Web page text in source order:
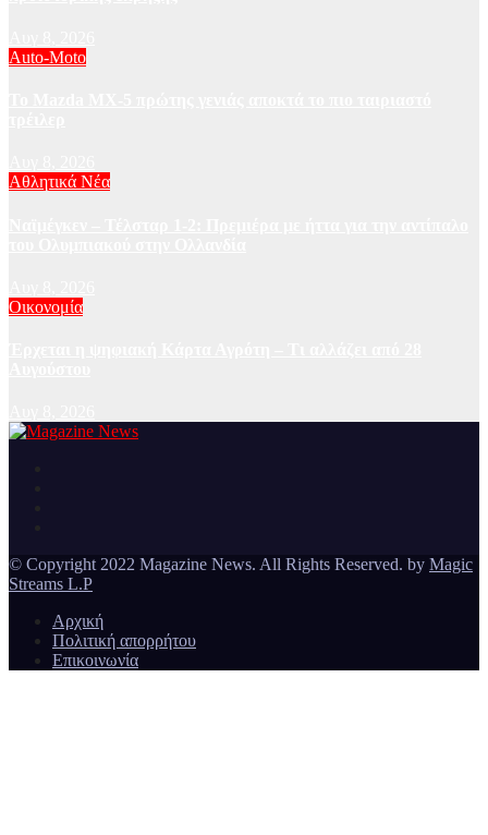
Auto-Moto
Αθλητικά Νέα
Οικονομία
© Copyright 2022 Magazine News. All Rights Reserved. by Magic
Streams L.P
Αρχική
Πολιτική απορρήτου
Επικοινωνία